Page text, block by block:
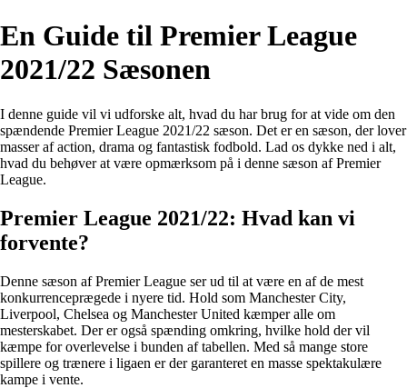
En Guide til Premier League
2021/22 Sæsonen
I denne guide vil vi udforske alt, hvad du har brug for at vide om den
spændende Premier League 2021/22 sæson. Det er en sæson, der lover
masser af action, drama og fantastisk fodbold. Lad os dykke ned i alt,
hvad du behøver at være opmærksom på i denne sæson af Premier
League.
Premier League 2021/22: Hvad kan vi
forvente?
Denne sæson af Premier League ser ud til at være en af de mest
konkurrenceprægede i nyere tid. Hold som Manchester City,
Liverpool, Chelsea og Manchester United kæmper alle om
mesterskabet. Der er også spænding omkring, hvilke hold der vil
kæmpe for overlevelse i bunden af tabellen. Med så mange store
spillere og trænere i ligaen er der garanteret en masse spektakulære
kampe i vente.